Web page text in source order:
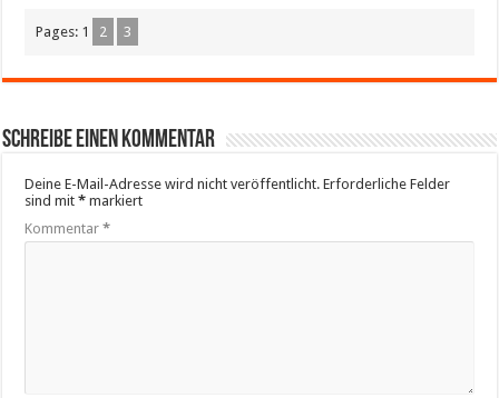
Pages: 1 2 3
Schreibe einen Kommentar
Deine E-Mail-Adresse wird nicht veröffentlicht. Erforderliche Felder
sind mit* markiert
Kommentar*